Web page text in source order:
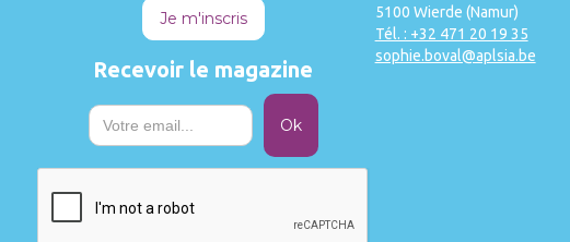
Je m'inscris
Recevoir le magazine
5100 Wierde (Namur)
Tél. : +32 471 20 19 35
sophie.boval@aplsia.be